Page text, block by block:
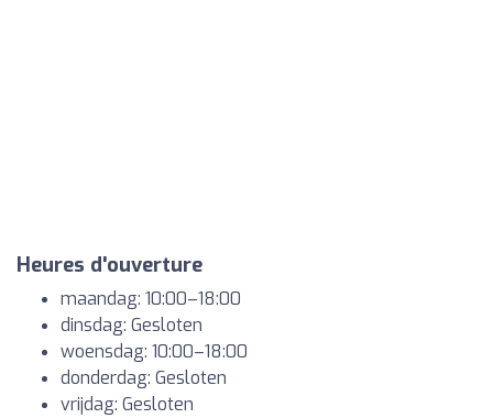
Heures d'ouverture
maandag: 10:00–18:00
dinsdag: Gesloten
woensdag: 10:00–18:00
donderdag: Gesloten
vrijdag: Gesloten